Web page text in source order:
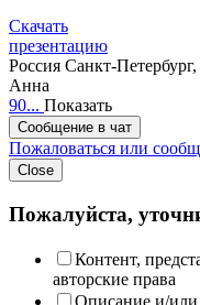
Скачать
презентацию
Россия Санкт-
Анна
90... Показать
Сообщение в чат
Пожаловаться или
Close
Пожалуйста,
Контент,
авторские права
Описание и/или